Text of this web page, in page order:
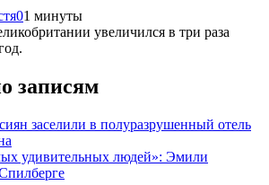
01 минуты
увеличился в три раза
записям
заселили в полуразрушенный отель
удивительных людей»: Эмили